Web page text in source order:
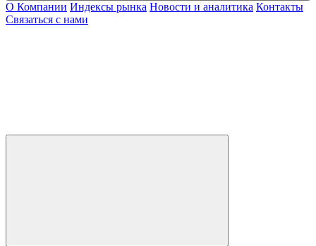
О Компании Индексы рынка Новости и аналитика Контакты
Связаться с нами